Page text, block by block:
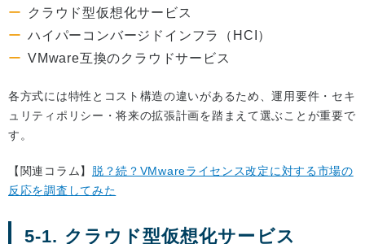
クラウド型仮想化サービス
ハイパーコンバージドインフラ（HCI）
VMware互換のクラウドサービス
各方式には特性とコスト構造の違いがあるため、運用要件・セキ
ュリティポリシー・将来の拡張計画を踏まえて選ぶことが重要で
す。
【関連コラム】 脱？続？VMwareライセンス改定に対する市場の
反応を調査してみた
5-1. クラウド型仮想化サービス